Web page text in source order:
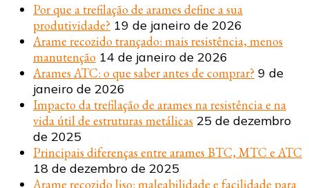
Por que a trefilação de arames define a sua
produtividade? 19 de janeiro de 2026
Arame recozido trançado: mais resistência, menos
manutenção 14 de janeiro de 2026
Arames ATC: o que saber antes de comprar? 9 de
janeiro de 2026
Impacto da trefilação de arames na resistência e na
vida útil de estruturas metálicas 25 de dezembro
de 2025
Principais diferenças entre arames BTC, MTC e ATC
18 de dezembro de 2025
Arame recozido liso: maleabilidade e facilidade para